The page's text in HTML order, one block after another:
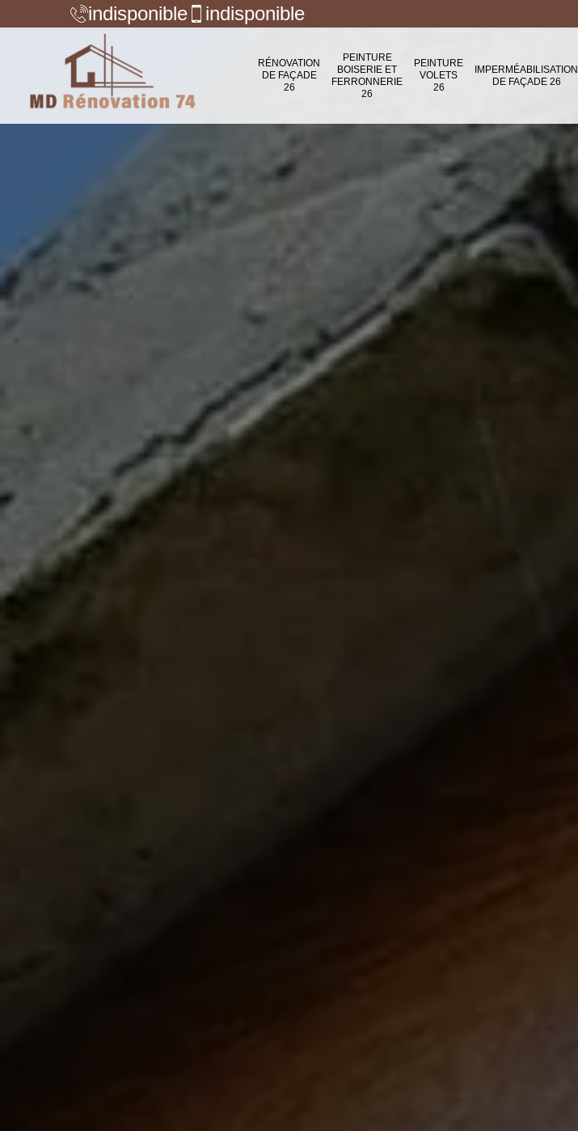
indisponible indisponible
RÉNOVATION
DE FAÇADE
26
PEINTURE
BOISERIE ET
FERRONNERIE
26
PEINTURE
VOLETS
26
IMPERMÉABILISATION
DE FAÇADE 26